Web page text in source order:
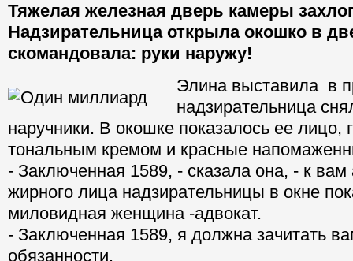
Тяжелая железная дверь камеры
Надзирательница открыла окошко в
скомандовала: руки наружу!
Элина выставила в
надзирательница
наручники. В окошке показалось ее лицо,
тональным кремом и красные
- Заключенная 1589, - сказала она, - к вам
жирного лица надзирательницы в окне
миловидная женщина -адвокат.
- Заключенная 1589, я должна зачитать
обязанности.